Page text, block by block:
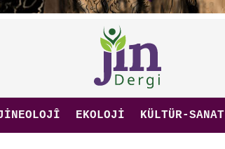
EKOLOJI KÜLTÜR-SANAT